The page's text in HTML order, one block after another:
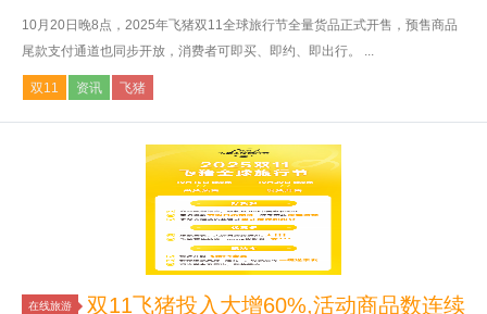
10月20日晚8点，2025年飞猪双11全球旅行节全量货品正式开售，预售商品
尾款支付通道也同步开放，消费者可即买、即约、即出行。 ...
双11 资讯 飞猪
在线旅游
双11飞猪投入大增60%,活动商品数连续